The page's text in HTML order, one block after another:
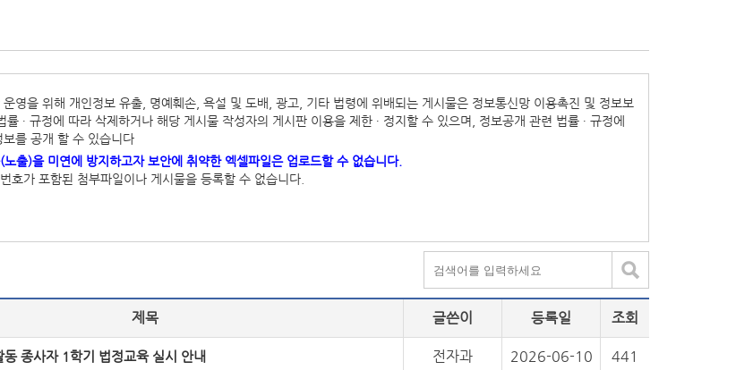
운영을 위해 개인정보 유출, 명예훼손, 욕설 및 도배, 광고, 기타 법령에 위배되는 게시물은 정보통신망 이용촉진 및 정보보
률 ∙ 규정에 따라 삭제하거나 해당 게시물 작성자의 게시판 이용을 제한 ∙ 정지할 수 있으며, 정보공개 관련 법률 ∙ 규정에
보를 공개 할 수 있습니다
노출)을 미연에 방지하고자 보안에 취약한 엑셀파일은 업로드할 수 없습니다.
호가 포함된 첨부파일이나 게시물을 등록할 수 없습니다.
제목 글쓴이 등록일 조회
종사자 1학기 법정교육 실시 안내 전자과 2026-06-10 441